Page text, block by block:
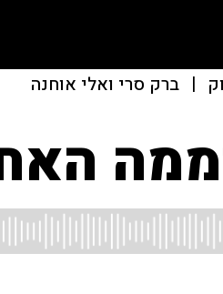
| ברק סרי ואלי אוחנה